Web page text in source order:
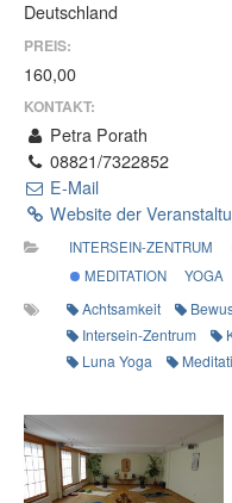
Deutschland
PREIS:
160,00
KONTAKT:
Petra Porath
08821/7322852
E-Mail
Website der
INTERSEIN-ZENTRUM
MEDITATION
YOGA
Achtsamkeit
Intersein-Zentrum
Luna Yoga